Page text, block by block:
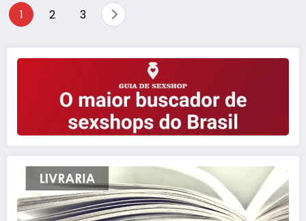
Paginação
posts
1 2 3